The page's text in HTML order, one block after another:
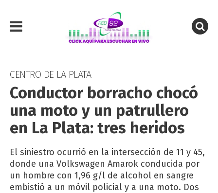
CENTRO DE LA PLATA
Conductor borracho chocó
una moto y un patrullero
en La Plata: tres heridos
El siniestro ocurrió en la intersección de 11 y 45,
donde una Volkswagen Amarok conducida por
un hombre con 1,96 g/l de alcohol en sangre
embistió a un móvil policial y a una moto. Dos